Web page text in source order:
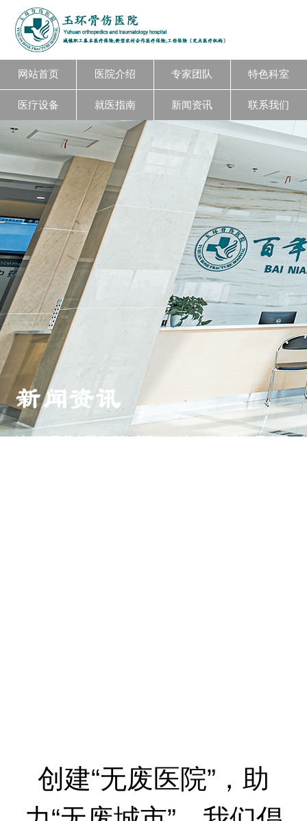
网站首页 医院介绍 专家团队 特色科室
医疗设备 就医指南 新闻资讯 联系我们
新闻资讯
城镇职工基本医疗保险,新型农村合作医疗保险,工伤保
创建“无废医院”，助